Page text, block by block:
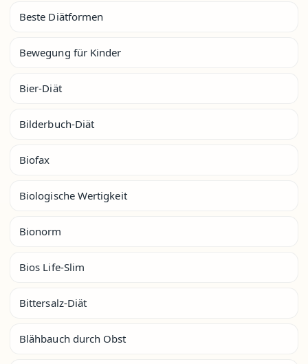
Beste Diätformen
Bewegung für Kinder
Bier-Diät
Bilderbuch-Diät
Biofax
Biologische Wertigkeit
Bionorm
Bios Life-Slim
Bittersalz-Diät
Blähbauch durch Obst